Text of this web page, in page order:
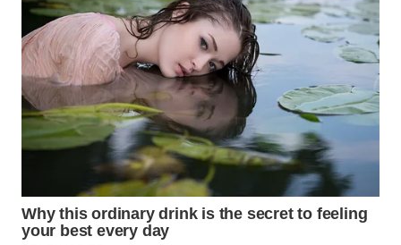
TIMUR
WN
SEMARANG
WN
SOLO
BOROBUDUR